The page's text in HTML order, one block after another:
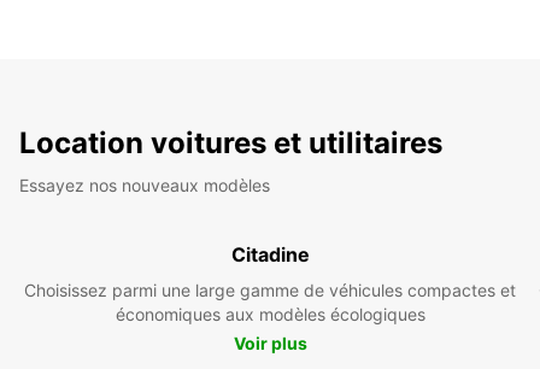
Location voitures et utilitaires
Essayez nos nouveaux modèles
Citadine
Choisissez parmi une large gamme de véhicules compactes et
économiques aux modèles écologiques
Voir plus